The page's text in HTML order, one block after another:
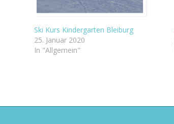
Ski Kurs Kindergarten Bleiburg
25. Januar 2020
In "Allgemein"